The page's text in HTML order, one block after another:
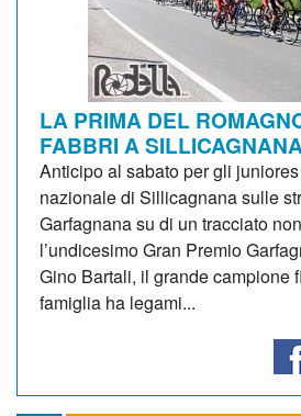
LA PRIMA DEL
FABBRI A
Anticipo al sabato per gli
nazionale di Sillicagnana sulle
Garfagnana su di un tracciato
l’undicesimo Gran Premio
Gino Bartali, il grande campione
famiglia ha legami...